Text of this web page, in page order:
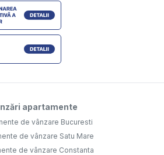
apartamente
de vânzare Bucuresti
de vânzare Satu Mare
de vânzare Constanta